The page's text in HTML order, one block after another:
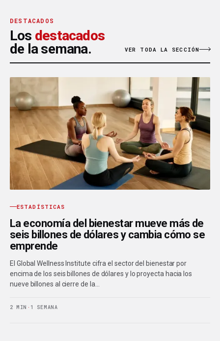
DESTACADOS
Los destacados
de la semana.
VER TODA LA SECCIÓN
ESTADÍSTICAS
La economía del bienestar mueve más de
seis billones de dólares y cambia cómo se
emprende
El Global Wellness Institute cifra el sector del bienestar por
encima de los seis billones de dólares y lo proyecta hacia los
nueve billones al cierre de la…
2 MIN · 1 SEMANA